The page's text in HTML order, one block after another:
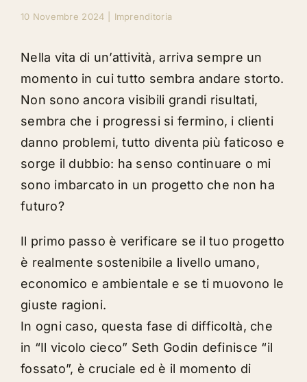
10 Novembre 2024 Imprenditoria
Nella vita di un’attività, arriva sempre un
momento in cui tutto sembra andare storto.
Non sono ancora visibili grandi risultati,
sembra che i progressi si fermino, i clienti
danno problemi, tutto diventa più faticoso e
sorge il dubbio: ha senso continuare o mi
sono imbarcato in un progetto che non ha
futuro?
Il primo passo è verificare se il tuo progetto
è realmente sostenibile a livello umano,
economico e ambientale e se ti muovono le
giuste ragioni.
In ogni caso, questa fase di difficoltà, che
in “Il vicolo cieco” Seth Godin definisce “il
fossato”, è cruciale ed è il momento di